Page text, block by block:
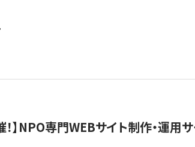
！】NPO専門WEBサイト制作・運